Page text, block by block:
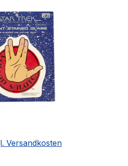
Versandkosten